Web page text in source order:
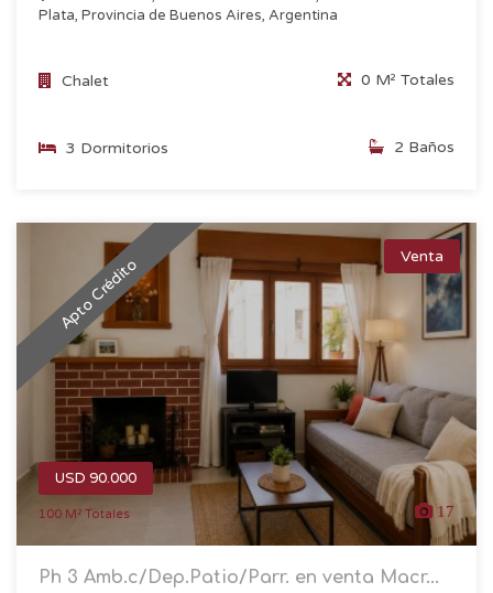
Plata, Provincia de Buenos Aires, Argentina
Chalet 0 M² Totales
3 Dormitorios 2 Baños
Apto Crédito Venta
USD 90.000
100 M² Totales 17
Ph 3 Amb.c/Dep.Patio/Parr. en venta Macr...